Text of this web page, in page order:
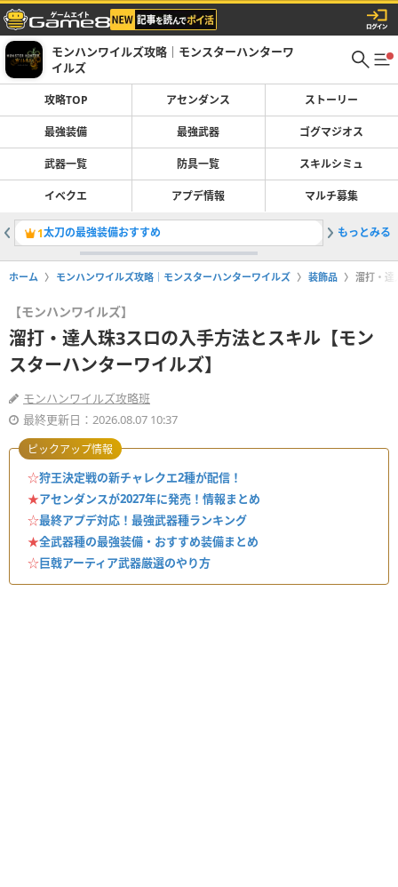
モンハンワイルズ攻略｜モンスターハンターワ
イルズ
攻略TOP アセンダンス ストーリー
最強装備 最強武器 ゴグマジオス
武器一覧 防具一覧 スキルシミュ
イベクエ アプデ情報 マルチ募集
1太刀の最強装備おすすめ 2双剣の
もっとみる
ホーム モンハンワイルズ攻略｜モンスターハンターワイルズ 装飾品 溜打・達
【モンハンワイルズ】
溜打・達人珠3スロの入手方法とスキル【モン
スターハンターワイルズ】
モンハンワイルズ攻略班
最終更新日：2026.08.07 10:37
☆狩王決定戦の新チャレクエ2種が配信！
★アセンダンスが2027年に発売！情報まとめ
☆最終アプデ対応！最強武器種ランキング
★全武器種の最強装備・おすすめ装備まとめ
☆巨戟アーティア武器厳選のやり方
ピックアップ情報